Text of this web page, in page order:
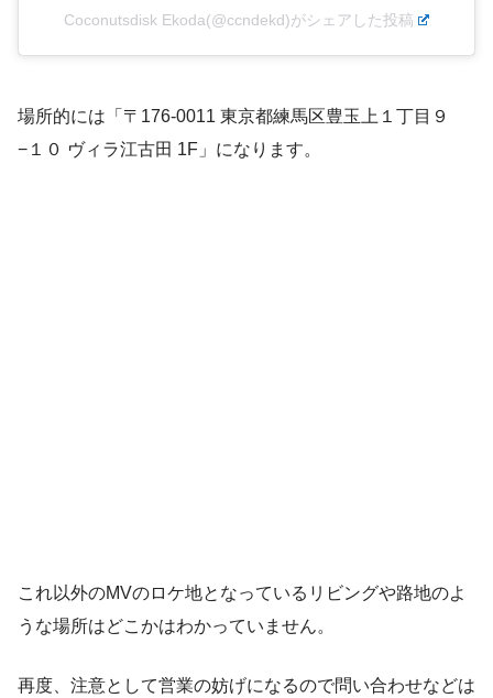
Coconutsdisk Ekoda(@ccndekd)がシェアした投稿
場所的には「〒176-0011 東京都練馬区豊玉上１丁目９
−１０ ヴィラ江古田 1F」になります。
これ以外のMVのロケ地となっているリビングや路地のよ
うな場所はどこかはわかっていません。
再度、注意として営業の妨げになるので問い合わせなどは